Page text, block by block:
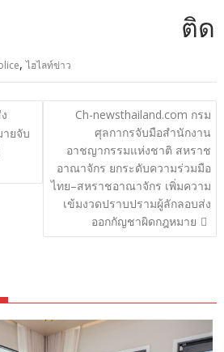
ติดต่อ
,ไฮไลท์ข่าว
ยจับ
Ch-newsthailand.com กรม
ศุลกากรจับมือสำนักงาน
อาชญากรรมแห่งชาติ สหราช
อาณาจักร ยกระดับความร่วมมือ
ไทย–สหราชอาณาจักร เพิ่มความ
เข้มงวดปราบปรามผู้ลักลอบส่ง
ออกกัญชาผิดกฎหมาย